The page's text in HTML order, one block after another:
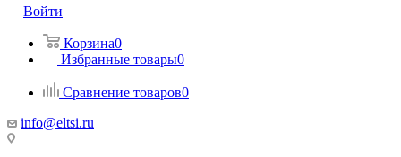
Войти
Корзина0
Избранные товары0
Сравнение товаров0
info@eltsi.ru